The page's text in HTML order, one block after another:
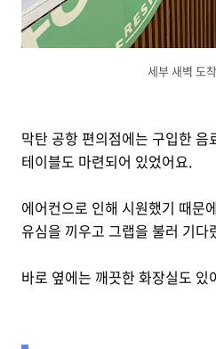
세부 새벽 도
막탄 공항 편의점에는 구입한
테이블도 마련되어 있었어요.
에어컨으로 인해 시원했기 때문
유심을 끼우고 그랩을 불러 기다
바로 옆에는 깨끗한 화장실도 있